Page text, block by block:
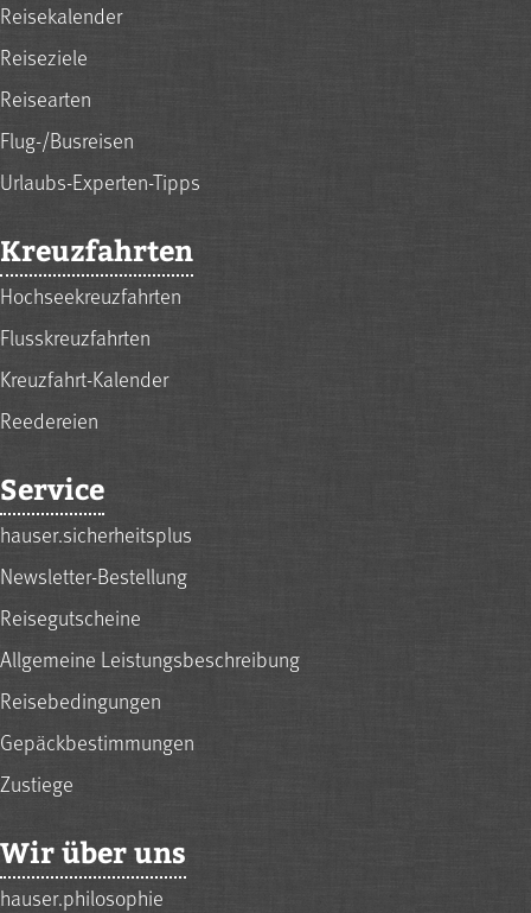
Reisekalender
Reiseziele
Reisearten
Flug-/Busreisen
Urlaubs-Experten-Tipps
Kreuzfahrten
Hochseekreuzfahrten
Flusskreuzfahrten
Kreuzfahrt-Kalender
Reedereien
Service
hauser.sicherheitsplus
Newsletter-Bestellung
Reisegutscheine
Allgemeine Leistungsbeschreibung
Reisebedingungen
Gepäckbestimmungen
Zustiege
Wir über uns
hauser.philosophie